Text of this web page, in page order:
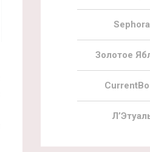
Sephora
Золотое